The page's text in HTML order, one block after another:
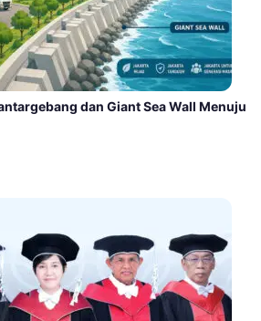
dan Giant Sea Wall Menuju